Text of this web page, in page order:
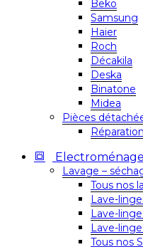
Beko
Samsung
Haier
Roch
Décakila
Deska
Binatone
Midea
Pièces
Lavage –
Tous nos
Lave-
Lave-
Lave-
Tous nos